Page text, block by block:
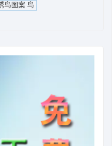
鸟图案 鸟